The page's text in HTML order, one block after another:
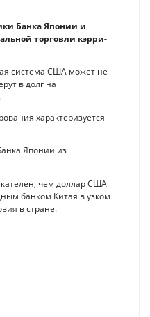
Банка Японии и
торговли кэрри-
система США может не
в долг на
характеризуется
Японии из
чем доллар США
банком Китая в узком
в стране.